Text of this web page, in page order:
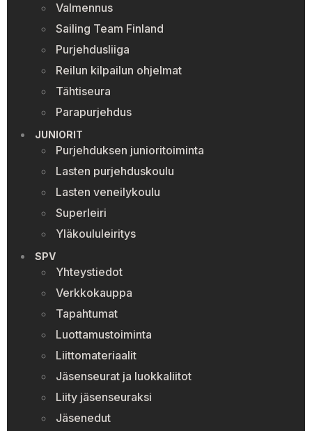
Valmennus
Sailing Team Finland
Purjehdusliiga
Reilun kilpailun ohjelmat
Tähtiseura
Parapurjehdus
JUNIORIT
Purjehduksen junioritoiminta
Lasten purjehduskoulu
Lasten veneilykoulu
Superleiri
Yläkoululeiritys
SPV
Yhteystiedot
Verkkokauppa
Tapahtumat
Luottamustoiminta
Liittomateriaalit
Jäsenseurat ja luokkaliitot
Liity jäsenseuraksi
Jäsenedut